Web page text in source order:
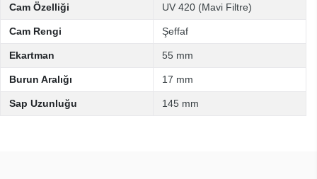
Cam Özelliği UV 420 (Mavi Filtre)
Cam Rengi Şeffaf
Ekartman 55 mm
Burun Aralığı 17 mm
Sap Uzunluğu 145 mm